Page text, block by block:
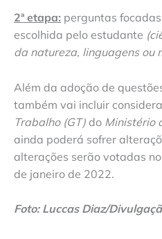
2ª etapa: perguntas
escolhida pelo estudante
da natureza, linguagens ou
Além da adoção de
também vai incluir
Trabalho (GT) do Ministério
ainda poderá sofrer
alterações serão votadas
de janeiro de 2022.
Foto: Luccas Diaz/